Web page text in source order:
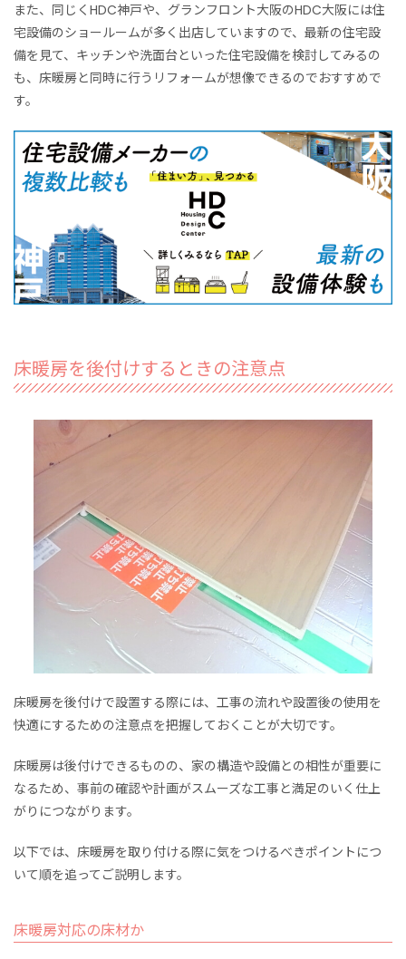
また、同じくHDC神戸や、グランフロント大阪のHDC大阪には住
宅設備のショールームが多く出店していますので、最新の住宅設
備を見て、キッチンや洗面台といった住宅設備を検討してみるの
も、床暖房と同時に行うリフォームが想像できるのでおすすめで
す。
床暖房を後付けするときの注意点
床暖房を後付けで設置する際には、工事の流れや設置後の使用を
快適にするための注意点を把握しておくことが大切です。
床暖房は後付けできるものの、家の構造や設備との相性が重要に
なるため、事前の確認や計画がスムーズな工事と満足のいく仕上
がりにつながります。
以下では、床暖房を取り付ける際に気をつけるべきポイントにつ
いて順を追ってご説明します。
床暖房対応の床材か